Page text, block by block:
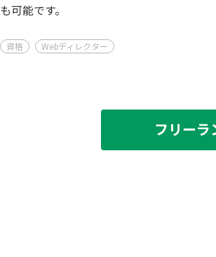
も可能です。
資格 Webディレクター
フリーラ